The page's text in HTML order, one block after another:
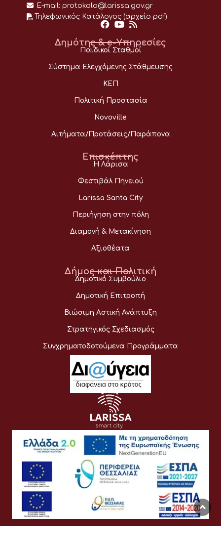
E-mail: protokolo@larissa.gov.gr
Τηλεφωνικός Κατάλογος (αρχείο pdf)
Δημότης & e-Υπηρεσίες
Παιδικοί Σταθμοί
Σύστημα Ελεγχόμενης Στάθμευσης
ΚΕΠ
Πολιτική Προστασία
Novoville
Αιτήματα/Προτάσεις/Παράπονα
Επισκέπτης
Η Λάρισα
Φεστιβάλ Πηνειού
Larissa Santa City
Περιήγηση στην πόλη
Διαμονή & Μετακίνηση
Αξιοθέατα
Δήμος και Πολιτική
Δημοτικό Συμβούλιο
Δημοτική Επιτροπή
Βιώσιμη Αστική Ανάπτυξη
Στρατηγικός Σχεδιασμός
Συγχρηματοδοτούμενα Προγράμματα